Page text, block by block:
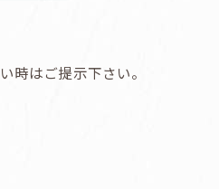
時はご提示下さい。